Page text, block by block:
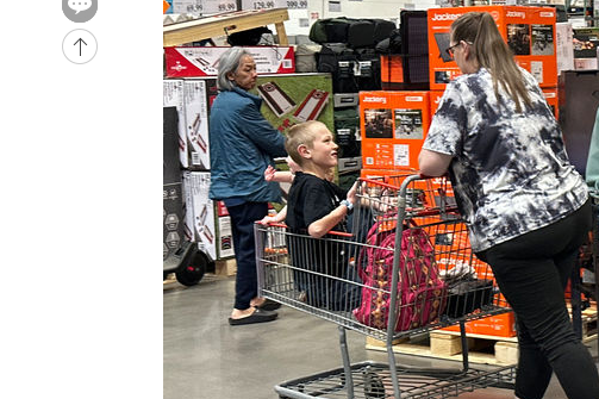
갈 수도
-15024초 전 >
낮 최고 37도 찜통더위…곳곳 소나기·강원 많은 비[내일날씨]
-13330초 전 >
SK하이닉스, 용인·청주 팹에 54조 투자…"AI 메모리 수요 선제 대
여자배구 이재영·이다영 자매, 아제르바이잔 투란VC 입단
외국인 심판 성 접대 7경기 들여다보니…한국 축구 '5승 2무'
[속보]코스닥, 2.86포인트(0.36%) 내린 798.81마감
[속보]코스피, 6200선 약보합…0.60% 내린 6258.77에 마쳐
[속보]원·달러 환율, 7.7원 내린 1416.1원 마감
[속보] 노원서 40.1도 관측…서울, 2018년 이후 첫 40도
[속보]종합특검, '계엄 수용공간 확보' 신용해 前교정본부장 기소
외신들도 주목한 韓축구 파문…"국민적 공분에 수사 재개"
11시간 압수수색에 성접대 파문까지…'쑥대밭' 된 축구협회
[속보]규제합리화위원회 부위원장에 김태유 서울대 공대 교수…이병